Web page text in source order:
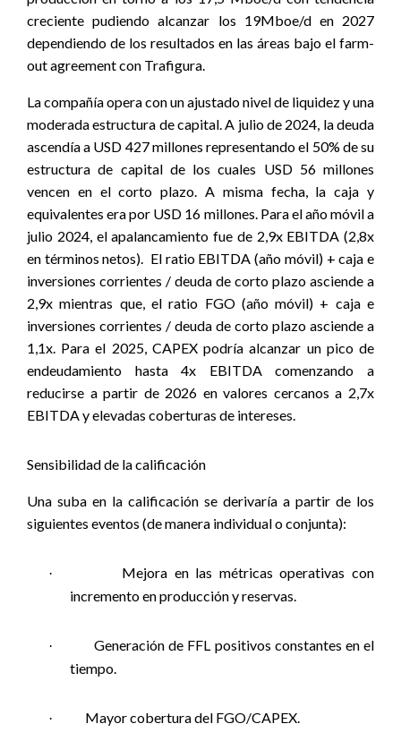
creciente pudiendo alcanzar los 19Mboe/d en 2027
dependiendo de los resultados en las áreas bajo el farm-
out agreement con Trafigura.
La compañía opera con un ajustado nivel de liquidez y una
moderada estructura de capital. A julio de 2024, la deuda
ascendía a USD 427 millones representando el 50% de su
estructura de capital de los cuales USD 56 millones
vencen en el corto plazo. A misma fecha, la caja y
equivalentes era por USD 16 millones. Para el año móvil a
julio 2024, el apalancamiento fue de 2,9x EBITDA (2,8x
en términos netos). El ratio EBITDA (año móvil) + caja e
inversiones corrientes / deuda de corto plazo asciende a
2,9x mientras que, el ratio FGO (año móvil) + caja e
inversiones corrientes / deuda de corto plazo asciende a
1,1x. Para el 2025, CAPEX podría alcanzar un pico de
endeudamiento hasta 4x EBITDA comenzando a
reducirse a partir de 2026 en valores cercanos a 2,7x
EBITDA y elevadas coberturas de intereses.
Sensibilidad de la calificación
Una suba en la calificación se derivaría a partir de los
siguientes eventos (de manera individual o conjunta):
·
Mejora en las métricas operativas con
incremento en producción y reservas.
·
Generación de FFL positivos constantes en el
tiempo.
· Mayor cobertura del FGO/CAPEX.